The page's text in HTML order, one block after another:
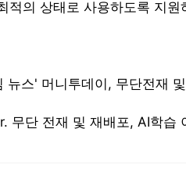
적의 상태로 사용하도록 지원
스' 머니투데이, 무단전재
단 전재 및 재배포, AI학습